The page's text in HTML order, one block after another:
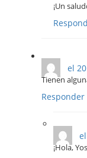
¡Un
el
Tienen
Responder
¡Hola,